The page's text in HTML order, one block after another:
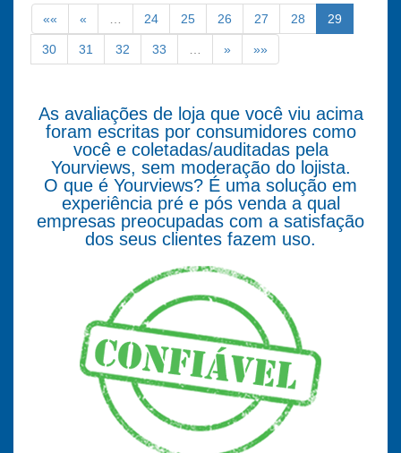
«« « 24 25 26 27 28 29
30 31 32 33 » »»
As avaliações de loja que você viu acima
foram escritas por consumidores como
você e coletadas/auditadas pela
Yourviews, sem moderação do lojista.
O que é Yourviews? É uma solução em
experiência pré e pós venda a qual
empresas preocupadas com a satisfação
dos seus clientes fazem uso.